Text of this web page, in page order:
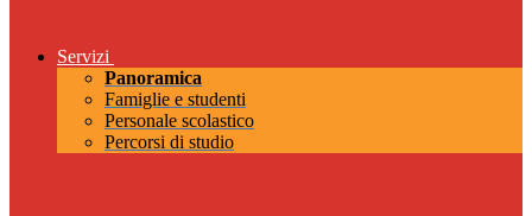
Servizi
Panoramica
Famiglie e studenti
Personale scolastico
Percorsi di studio